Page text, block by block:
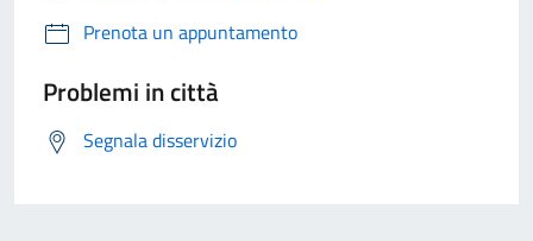
Prenota un appuntamento
Problemi in città
Segnala disservizio